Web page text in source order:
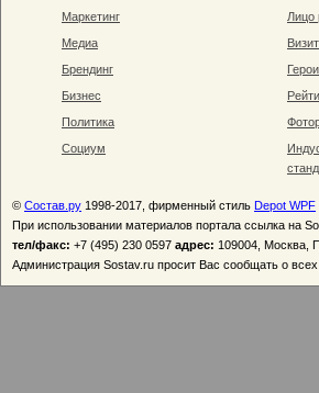
Маркетинг
Медиа
Брендинг
Бизнес
Политика
Социум
Лицо
© Состав.ру 1998-2017, фирменный стиль Depot WPF
При использовании материалов портала ссылка на
тел/факс: +7 (495) 230 0597 адрес: 109004, Москва,
Администрация Sostav.ru просит Вас сообщать о